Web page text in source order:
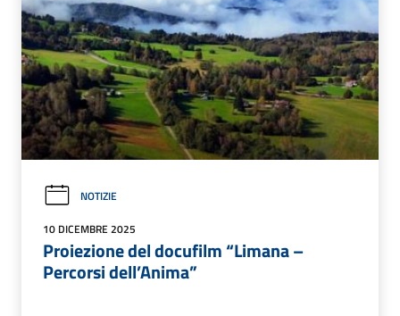
NOTIZIE
10 DICEMBRE 2025
Proiezione del docufilm “Limana –
Percorsi dell’Anima”